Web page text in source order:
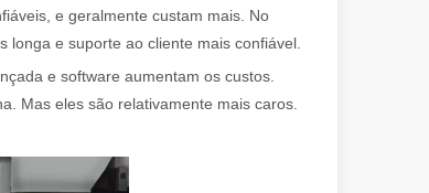
e geralmente custam mais. No
e suporte ao cliente mais confiável.
e software aumentam os custos.
Mas eles são relativamente mais caros.